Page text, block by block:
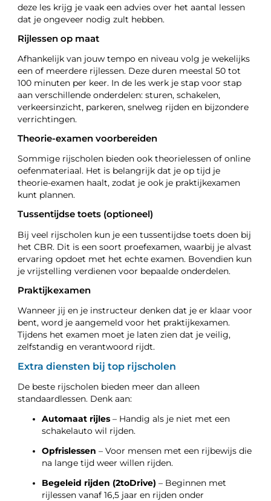
deze les krijg je vaak een advies over het aantal lessen
dat je ongeveer nodig zult hebben.
Rijlessen op maat
Afhankelijk van jouw tempo en niveau volg je wekelijks
een of meerdere rijlessen. Deze duren meestal 50 tot
100 minuten per keer. In de les werk je stap voor stap
aan verschillende onderdelen: sturen, schakelen,
verkeersinzicht, parkeren, snelweg rijden en bijzondere
verrichtingen.
Theorie-examen voorbereiden
Sommige rijscholen bieden ook theorielessen of online
oefenmateriaal. Het is belangrijk dat je op tijd je
theorie-examen haalt, zodat je ook je praktijkexamen
kunt plannen.
Tussentijdse toets (optioneel)
Bij veel rijscholen kun je een tussentijdse toets doen bij
het CBR. Dit is een soort proefexamen, waarbij je alvast
ervaring opdoet met het echte examen. Bovendien kun
je vrijstelling verdienen voor bepaalde onderdelen.
Praktijkexamen
Wanneer jij en je instructeur denken dat je er klaar voor
bent, word je aangemeld voor het praktijkexamen.
Tijdens het examen moet je laten zien dat je veilig,
zelfstandig en verantwoord rijdt.
Extra diensten bij top rijscholen
De beste rijscholen bieden meer dan alleen
standaardlessen. Denk aan:
Automaat rijles – Handig als je niet met een
schakelauto wil rijden.
Opfrislessen – Voor mensen met een rijbewijs die
na lange tijd weer willen rijden.
Begeleid rijden (2toDrive) – Beginnen met
rijlessen vanaf 16,5 jaar en rijden onder